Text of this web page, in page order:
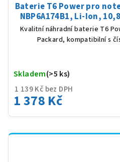
Baterie T6 Power pro
NBP6A174B1, Li-Ion,
Kvalitní náhradní baterie T6
Packard, kompatibilní s
1 139 Kč bez DPH
1 378 Kč
Skladem(>5 ks)